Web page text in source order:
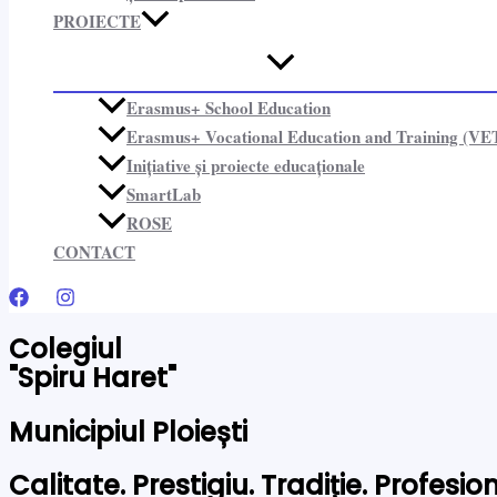
PROIECTE​
Erasmus+ School Education
Erasmus+ Vocational Education and Training
Inițiative și proiecte educaționale​
SmartLab
ROSE
CONTACT
Colegiul
"Spiru Haret"
Municipiul Ploiești
Calitate. Prestigiu. Tradiție.